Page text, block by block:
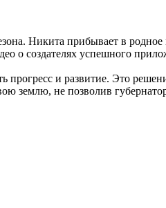
Никита прибывает в
о создателях успешного
прогресс и развитие. Это
землю, не позволив